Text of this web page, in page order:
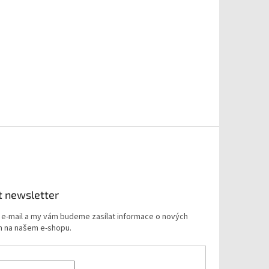
newsletter
mail a my vám budeme zasílat informace o nových
našem e-shopu.